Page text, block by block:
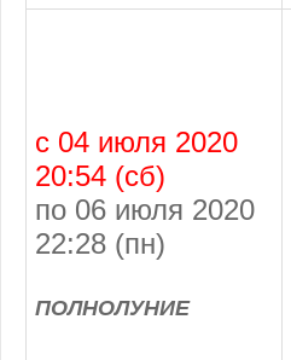
с 04 июля 2020
20:54 (сб)
по 06 июля 2020
22:28 (пн)
ПОЛНОЛУНИЕ